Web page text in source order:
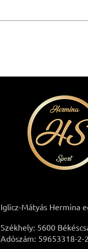
Iglicz-Mátyás Hermina
Székhely: 5600
Adószám: 59653318-2-